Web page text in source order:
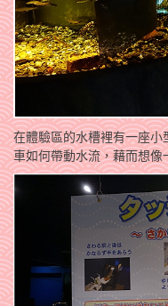
在體驗區的水槽裡有一座小
車如何帶動水流，藉而想